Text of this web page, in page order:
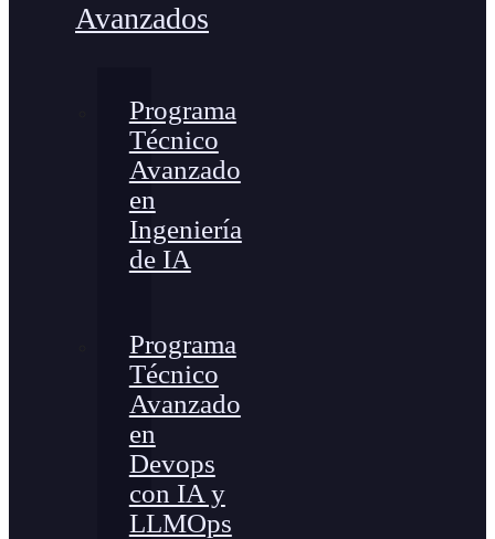
Avanzados
Programa
Técnico
Avanzado
en
Ingeniería
de IA
Programa
Técnico
Avanzado
en
Devops
con IA y
LLMOps